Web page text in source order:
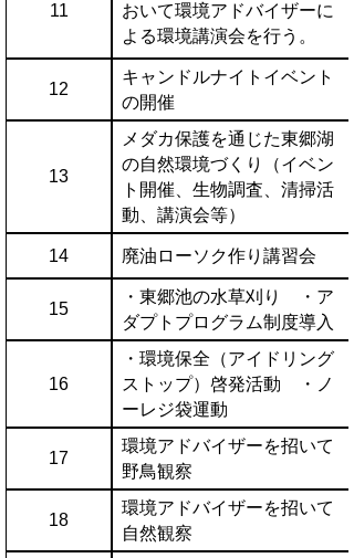
11
おいて環境アドバイザーに
よる環境講演会を行う。
12
キャンドルナイトイベント
の開催
13
メダカ保護を通じた東郷湖
の自然環境づくり（イベン
ト開催、生物調査、清掃活
動、講演会等）
14 廃油ローソク作り講習会
15
・東郷池の水草刈り ・ア
ダプトプログラム制度導入
16
・環境保全（アイドリング
ストップ）啓発活動 ・ノ
ーレジ袋運動
17
環境アドバイザーを招いて
野鳥観察
18
環境アドバイザーを招いて
自然観察